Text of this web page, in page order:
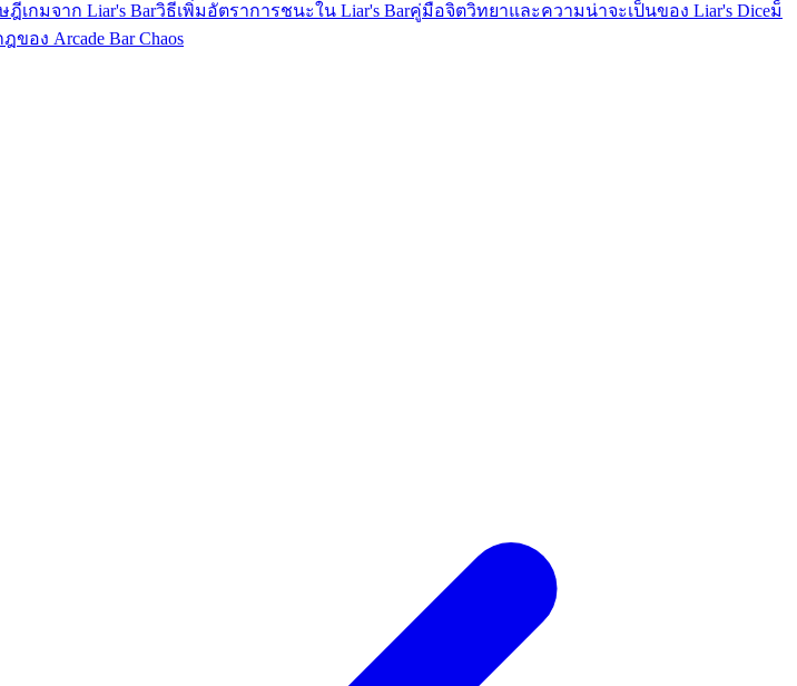
เกมจาก Liar's Barวิธีเพิ่มอัตราการชนะใน Liar's Barคู่มือจิตวิทยาและความน่าจะเป็นของ Liar's Diceม็
ของ Arcade Bar Chaos